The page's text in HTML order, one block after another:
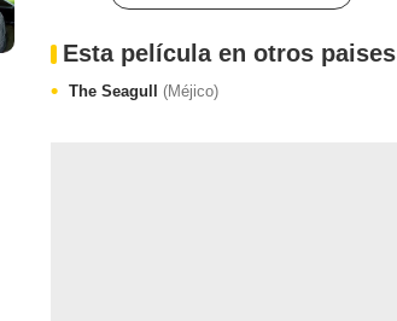
Esta película en otros paises
The Seagull (Méjico)